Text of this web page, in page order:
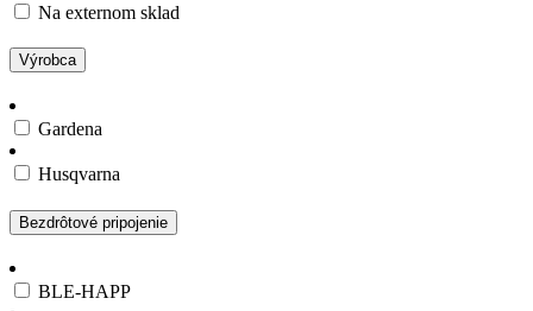
Na externom sklad
Výrobca
Gardena
Husqvarna
Bezdrôtové pripojenie
BLE-HAPP